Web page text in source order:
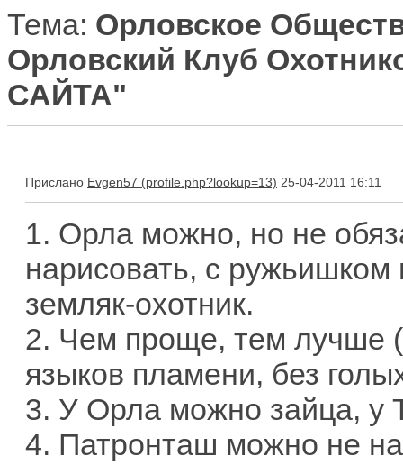
Тема: Орловское
Орловский Клуб
САЙТА"
Прислано Evgen57 25-04-2011 16:11
1. Орла можно, но не
нарисовать, с ружьишком
земляк-охотник.
2. Чем проще, тем лучше
языков пламени, без
3. У Орла можно зайца, у
4. Патронташ можно не